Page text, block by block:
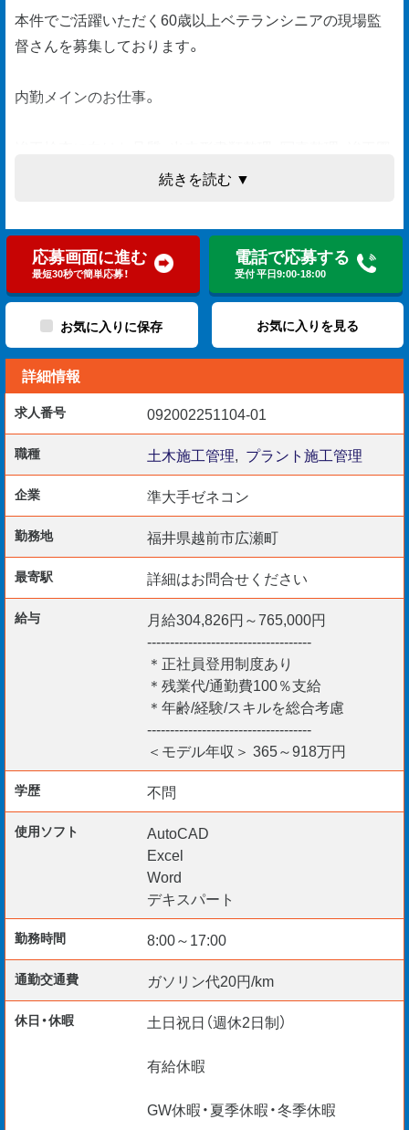
本件でご活躍いただく60歳以上ベテランシニアの現場監
督さんを募集しております。
内勤メインのお仕事。
面作成補助を含めた書類業務をお任せします。
【応募要件】
現場監督15年以上のご経験
60歳以上の方（省令3号ニ）
要運転免許
デキスパート・オートキャドの使用経験
【お仕事内容】
施工管理（工程管理・品質管理・安全管理）
写真管理
報告書作成（WORD/EXCEL）要基本PCスキル
土木図面の確認・チェック（デキスパート・AutoCAD）
1級土木施工管理技士
2級土木施工管理技士
1級舗装施工管理技術者
2級舗装施工管理技術者
測量士、測量士補
監理技術者（一土施）
【採用開始日】
即日～3ヵ月以内*
入社日随時ご相談可能
前職給与考慮！ベテランの経験を高く評価します。
地域に貢献するPJTにベテランの力を活かしてみません
続きを読む ▼
応募画面に進む
最短30秒で簡単応募！
電話で応募する
受付 平日9:00-18:00
お気に入りに保存 お気に入りを見る
詳細情報
求人番号 092002251104-01
職種 土木施工管理, プラント施工管理
企業 準大手ゼネコン
勤務地 福井県越前市広瀬町
最寄駅 詳細はお問合せください
給与
月給304,826円～765,000円
------------------------------------
＊正社員登用制度あり
＊残業代/通勤費100％支給
＊年齢/経験/スキルを総合考慮
------------------------------------
＜モデル年収＞ 365～918万円
学歴 不問
使用ソフト
AutoCAD
Excel
Word
デキスパート
勤務時間 8:00～17:00
通勤交通費 ガソリン代20円/km
休日・休暇
土日祝日（週休2日制）
有給休暇
GW休暇・夏季休暇・冬季休暇